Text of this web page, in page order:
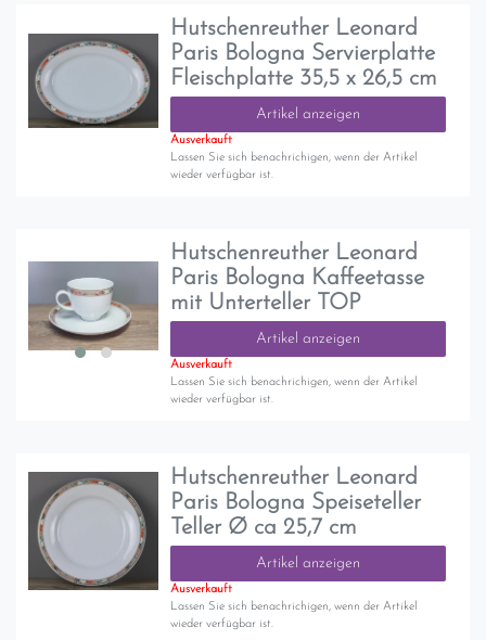
Hutschenreuther Leonard
Paris Bologna Servierplatte
Fleischplatte 35,5 x 26,5 cm
Artikel anzeigen
Ausverkauft
Lassen Sie sich benachrichigen, wenn der Artikel
wieder verfügbar ist.
Hutschenreuther Leonard
Paris Bologna Kaffeetasse
mit Unterteller TOP
Artikel anzeigen
Ausverkauft
Lassen Sie sich benachrichigen, wenn der Artikel
wieder verfügbar ist.
Hutschenreuther Leonard
Paris Bologna Speiseteller
Teller Ø ca 25,7 cm
Artikel anzeigen
Ausverkauft
Lassen Sie sich benachrichigen, wenn der Artikel
wieder verfügbar ist.